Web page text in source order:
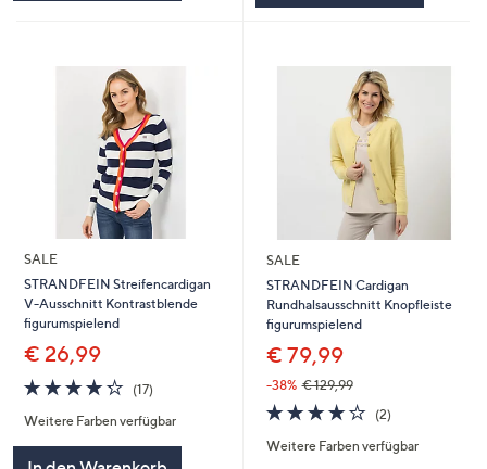
SALE
STRANDFEIN Streifencardigan
V-Ausschnitt Kontrastblende
figurumspielend
€ 26,99
4.2
von
5
(17)17
Weitere Farben verfügbar
SALE
STRANDFEIN Cardigan
Rundhalsausschnitt Knopfleiste
figurumspielend
€ 79,99
-38% € 129,99
4.0
von
5
(2)2
Weitere Farben verfügbar